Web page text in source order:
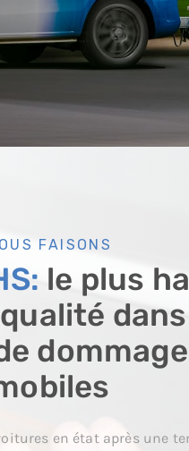
FAISONS
le plus
en état après une